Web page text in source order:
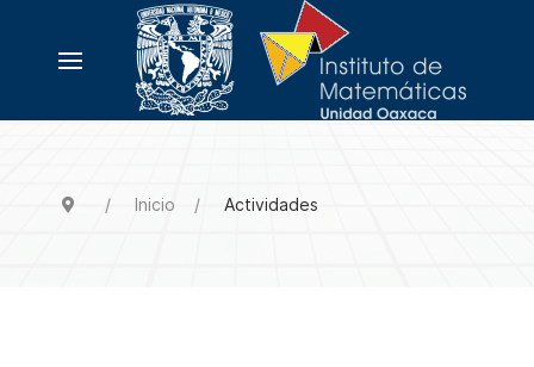
Inicio Actividades